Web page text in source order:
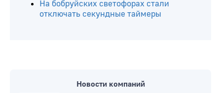
На бобруйских светофорах стали
отключать секундные таймеры
Новости компаний